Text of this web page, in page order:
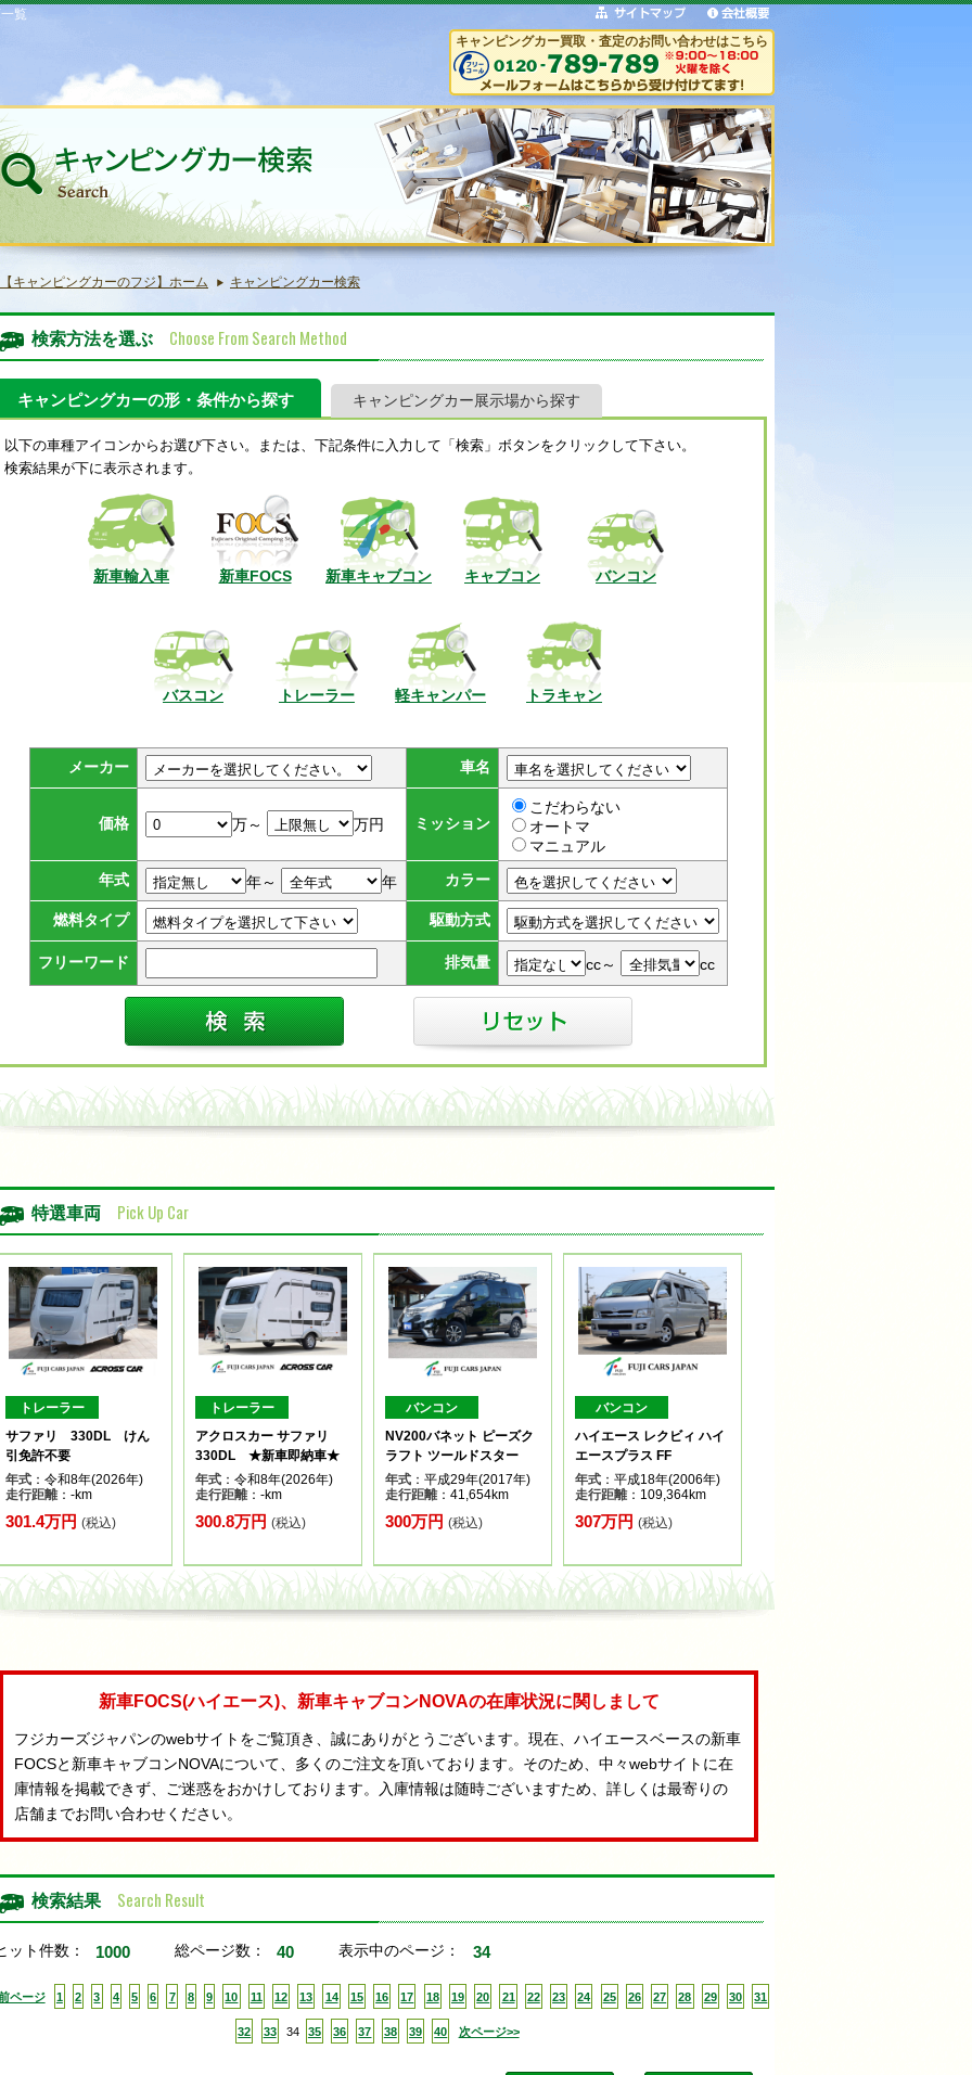
覧
キャンピングカー買取・査定のお問い合わせはこちら
【キャンピングカーのフジ】ホーム キャンピングカー検索
検索方法を選ぶ Choose From Search Method
キャンピングカーの形・条件から探す キャンピングカー展示場から探す
以下の車種アイコンからお選び下さい。または、下記条件に入力して「検索」ボタンをクリックして下さい。
検索結果が下に表示されます。
新車輸入車 新車FOCS 新車キャブコン キャブコン バンコン
バスコン トレーラー 軽キャンパー トラキャン
メーカー 車名
価格 万～ 万円 ミッション
こだわらない
オートマ
マニュアル
年式 年～ 年 カラー
燃料タイプ 駆動方式
フリーワード 排気量 cc～ cc
特選車両 Pick Up Car
トレーラー
サファリ 330DL けん
引免許不要
年式 ：令和8年(2026年)
走行距離：-km
301.4万円 (税込)
トレーラー
アクロスカー サファリ
330DL ★新車即納車★
年式 ：令和8年(2026年)
走行距離：-km
300.8万円 (税込)
バンコン
NV200バネット ピーズク
ラフト ツールドスター
年式 ：平成29年(2017年)
走行距離：41,654km
300万円 (税込)
バンコン
ハイエース レクビィ ハイ
エースプラス FF
年式 ：平成18年(2006年)
走行距離：109,364km
307万円 (税込)
新車FOCS(ハイエース)、新車キャブコンNOVAの在庫状況に関しまして
フジカーズジャパンのwebサイトをご覧頂き、誠にありがとうございます。現在、ハイエースベースの新車
FOCSと新車キャブコンNOVAについて、多くのご注文を頂いております。そのため、中々webサイトに在
庫情報を掲載できず、ご迷惑をおかけしております。入庫情報は随時ございますため、詳しくは最寄りの
店舗までお問い合わせください。
検索結果 Search Result
ット件数： 1000 総ページ数： 40 表示中のページ： 34
ページ 1 2 3 4 5 6 7 8 9 10 11 12 13 14 15 16 17 18 19 20 21 22 23 24 25 26 27 28 29 30 31
32 33 34 35 36 37 38 39 40 次ページ>>